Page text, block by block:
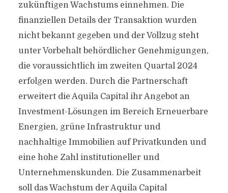
zukünftigen Wachstums einnehmen. Die
finanziellen Details der Transaktion wurden
nicht bekannt gegeben und der Vollzug steht
unter Vorbehalt behördlicher Genehmigungen,
die voraussichtlich im zweiten Quartal 2024
erfolgen werden. Durch die Partnerschaft
erweitert die Aquila Capital ihr Angebot an
Investment-Lösungen im Bereich Erneuerbare
Energien, grüne Infrastruktur und
nachhaltige Immobilien auf Privatkunden und
eine hohe Zahl institutioneller und
Unternehmenskunden. Die Zusammenarbeit
soll das Wachstum der Aquila Capital